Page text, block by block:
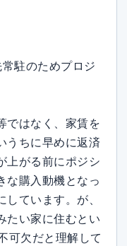
駐のためプロジ
ではなく、家賃を
うちに早めに返済
上がる前にポジシ
な購入動機となっ
ています。が、
たい家に住むとい
可欠だと理解して